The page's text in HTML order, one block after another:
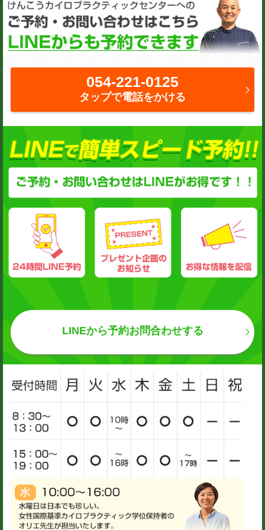
054-221-0125
タップで電話をかける
LINEから予約お問合わせする